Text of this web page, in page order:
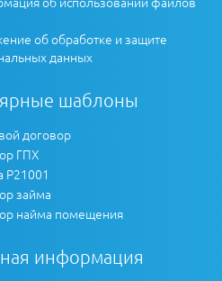
об обработке и защите
данных
шаблоны
договор
ГПХ
займа
найма помещения
информация